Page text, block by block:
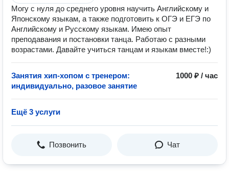
Могу с нуля до среднего уровня научить Английскому и
Японскому языкам, а также подготовить к ОГЭ и ЕГЭ по
Английскому и Русскому языкам. Имею опыт
преподавания и постановки танца. Работаю с разными
возрастами. Давайте учиться танцам и языкам вместе!:)
Занятия хип-хопом с тренером:
индивидуально, разовое занятие
1000 ₽ / час
Ещё 3 услуги
Позвонить Чат